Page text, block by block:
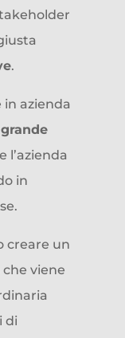
.
azienda
l’azienda
in
creare un
viene
di